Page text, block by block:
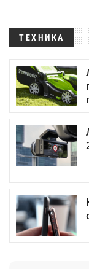
ТЕХНИКА